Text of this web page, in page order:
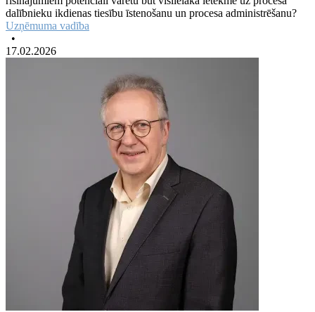
dalībnieku ikdienas tiesību īstenošanu un procesa administrēšanu?
Uzņēmuma vadība
•
17.02.2026